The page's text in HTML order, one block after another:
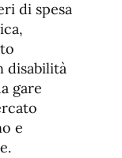
di spesa
disabilità
gare
e